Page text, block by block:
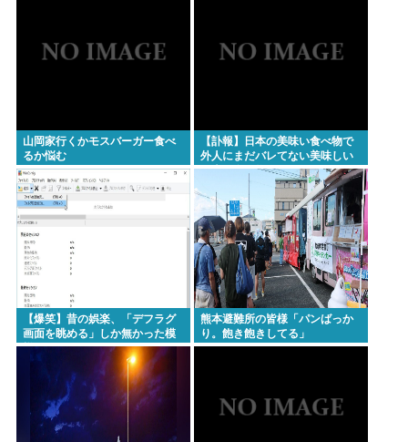
Powered by livedoor 相互RSS
山岡家行くかモスバーガー食べ
るか悩む
【訃報】日本の美味い食べ物で
外人にまだバレてない美味しい
日本の食べ物www
【爆笑】昔の娯楽、「デフラグ
画面を眺める」しか無かった模
様www
熊本避難所の皆様「パンばっか
り。飽き飽きしてる」